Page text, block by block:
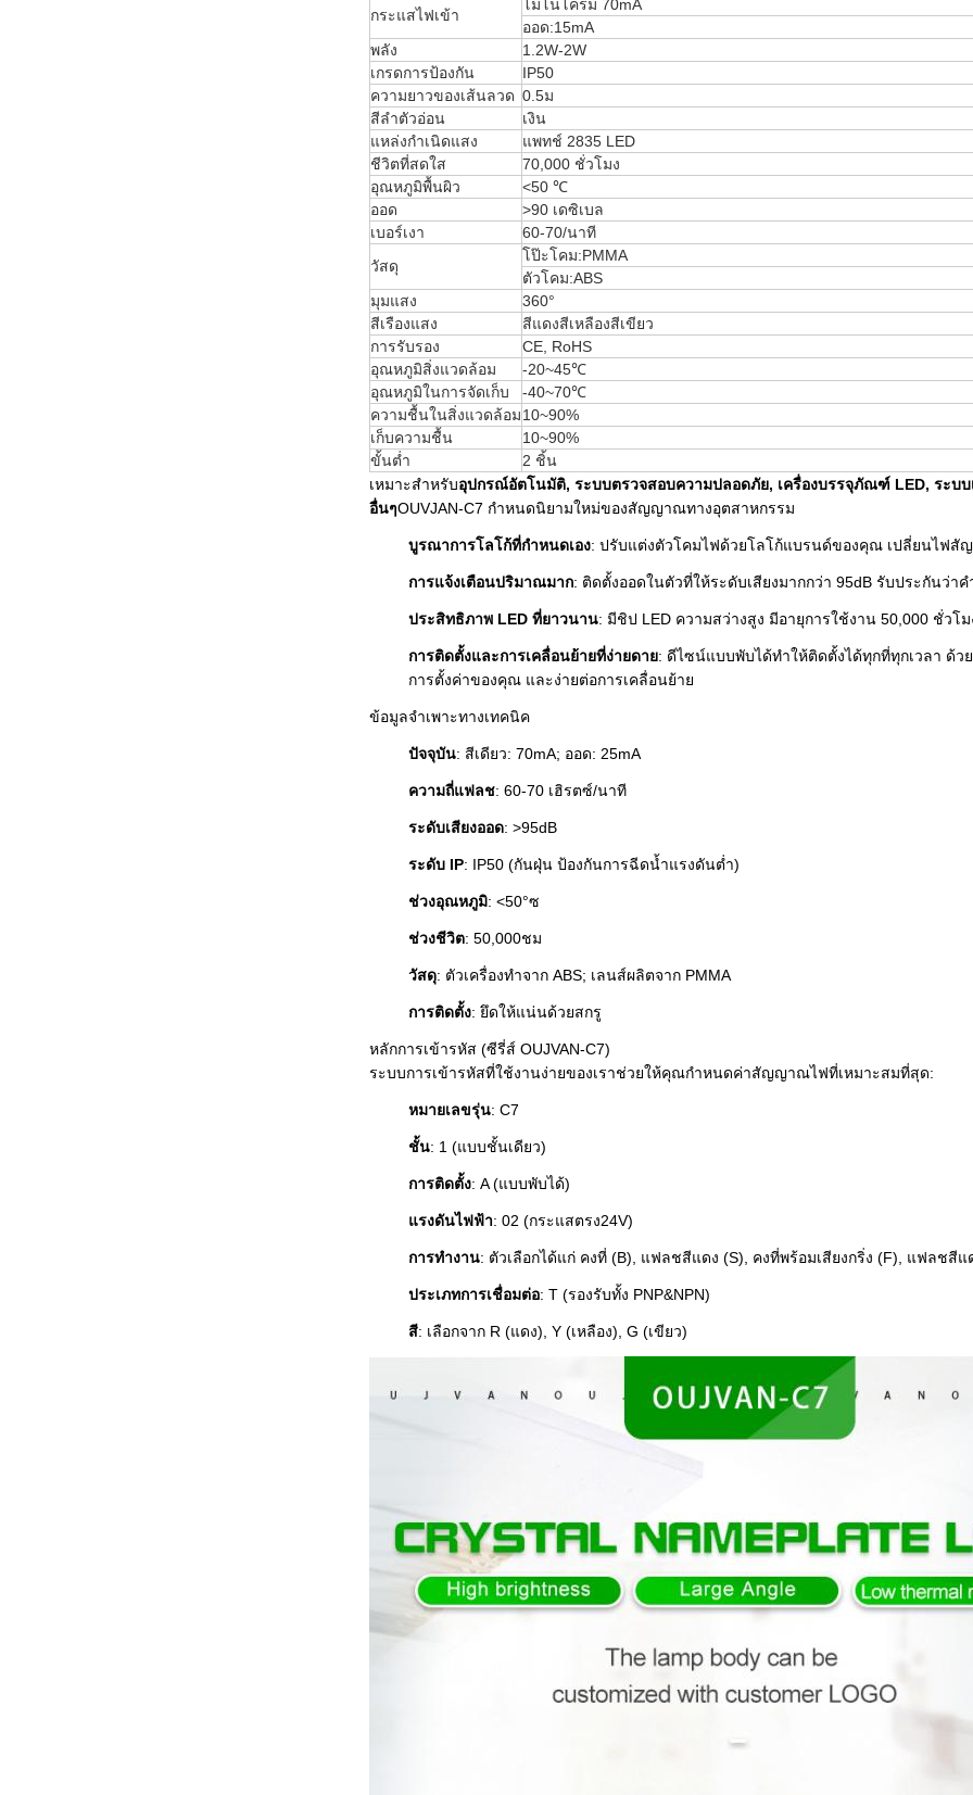
กระแสไฟเข้า
โมโนโครม 70mA
ออด:15mA
พลัง
1.2W-2W
เกรดการป้องกัน
IP50
ความยาวของเส้นลวด 0.5ม
สีลำตัวอ่อน
เงิน
แหล่งกำเนิดแสง
แพทช์ 2835 LED
ชีวิตที่สดใส
70,000 ชั่วโมง
อุณหภูมิพื้นผิว
<50 ℃
ออด
>90 เดซิเบล
เบอร์เงา
60-70/นาที
วัสดุ
โป๊ะโคม:PMMA
ตัวโคม:ABS
มุมแสง
360°
สีเรืองแสง
สีแดงสีเหลืองสีเขียว
การรับรอง
CE, RoHS
อุณหภูมิสิ่งแวดล้อม
-20~45℃
อุณหภูมิในการจัดเก็บ
-40~70℃
ความชื้นในสิ่งแวดล้อม10~90%
เก็บความชื้น
10~90%
ขั้นต่ำ
2 ชิ้น
เหมาะสำหรับอุปกรณ์อัตโนมัติ, ระบบตรวจสอบความปลอดภัย, เครื่องบรรจุภัณฑ์ LED, ระบ
อื่นๆOUVJAN-C7 กำหนดนิยามใหม่ของสัญญาณทางอุตสาหกรรม
บูรณาการโลโก้ที่กำหนดเอง: ปรับแต่งตัวโคมไฟด้วยโลโก้แบรนด์ของคุณ เปลี่ยนไฟ
การแจ้งเตือนปริมาณมาก: ติดตั้งออดในตัวที่ให้ระดับเสียงมากกว่า 95dB รับประกันว่
ประสิทธิภาพ LED ที่ยาวนาน: มีชิป LED ความสว่างสูง มีอายุการใช้งาน 50,000 ชั่ว
การติดตั้งและการเคลื่อนย้ายที่ง่ายดาย: ดีไซน์แบบพับได้ทำให้ติดตั้งได้ทุกที่ทุกเวลา ด้ว
การตั้งค่าของคุณ และง่ายต่อการเคลื่อนย้าย
ข้อมูลจำเพาะทางเทคนิค
ปัจจุบัน: สีเดียว: 70mA; ออด: 25mA
ความถี่แฟลช: 60-70 เฮิรตซ์/นาที
ระดับเสียงออด: >95dB
ระดับ IP: IP50 (กันฝุ่น ป้องกันการฉีดน้ำแรงดันต่ำ)
ช่วงอุณหภูมิ: <50°ซ
ช่วงชีวิต: 50,000ชม
วัสดุ: ตัวเครื่องทำจาก ABS; เลนส์ผลิตจาก PMMA
การติดตั้ง: ยึดให้แน่นด้วยสกรู
หลักการเข้ารหัส (ซีรี่ส์ OUJVAN-C7)
ระบบการเข้ารหัสที่ใช้งานง่ายของเราช่วยให้คุณกำหนดค่าสัญญาณไฟที่เหมาะสมที่สุด:
หมายเลขรุ่น: C7
ชั้น: 1 (แบบชั้นเดียว)
การติดตั้ง: A (แบบพับได้)
แรงดันไฟฟ้า: 02 (กระแสตรง24V)
การทำงาน: ตัวเลือกได้แก่ คงที่ (B), แฟลชสีแดง (S), คงที่พร้อมเสียงกริ่ง (F), แฟลชสีแ
ประเภทการเชื่อมต่อ: T (รองรับทั้ง PNP&NPN)
สี: เลือกจาก R (แดง), Y (เหลือง), G (เขียว)